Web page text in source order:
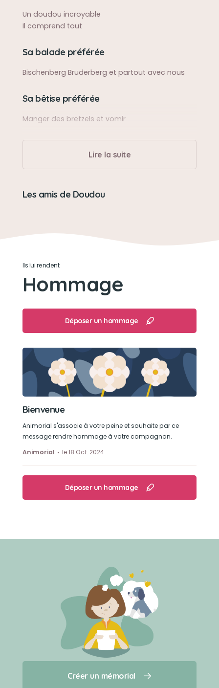
Créer un mémorial
Qui sommes-nous ?
Un doudou incroyable
Il comprend tout
Sa balade préférée
Bischenberg Bruderberg et partout avec nous
Sa bêtise préférée
Manger des bretzels et vomir
Son caractère
Gai , tetu , sportif, joyeux, affectueux,
Son jouet préféré
Son loisir préféré
sa mamie et son papi
Lire la suite
Les amis de Doudou
Ils lui rendent
Hommage
Déposer un hommage
Bienvenue
Animorial s'associe à votre peine et souhaite par ce
message rendre hommage à votre compagnon.
Animorial
le 18 Oct. 2024
Déposer un hommage
Créer un mémorial